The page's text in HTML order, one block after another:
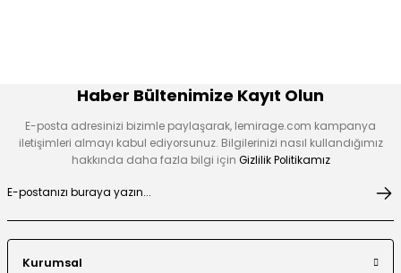
Organze Çiçek Nakışlı Tensel Abaya Takım
Haber Bültenimize Kayıt Olun
E-posta adresinizi bizimle paylaşarak, lemirage.com kampanya
iletişimleri almayı kabul ediyorsunuz. Bilgilerinizi nasıl kullandığımız
hakkında daha fazla bilgi için Gizlilik Politikamız
Kurumsal